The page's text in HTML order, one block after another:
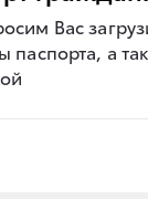
Вас
паспорта, а